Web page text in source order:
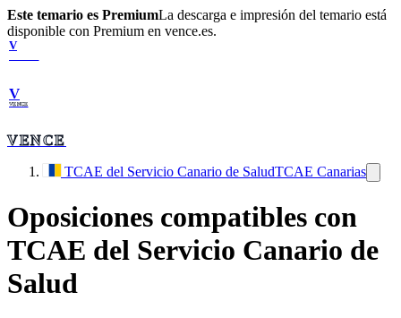
Este temario es PremiumLa descarga e impresión del temario está
disponible con Premium en vence.es.
V
V
VENCE
VENCE
TCAE del Servicio Canario de SaludTCAE Canarias
Oposiciones compatibles con
TCAE del Servicio Canario de
Salud